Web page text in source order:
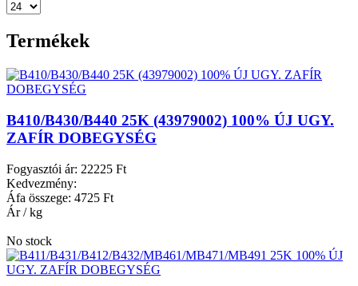
Termékek
B410/B430/B440 25K (43979002) 100% ÚJ UGY.
ZAFÍR DOBEGYSÉG
Fogyasztói ár: 22225 Ft
Kedvezmény:
Áfa összege: 4725 Ft
Ár / kg
No stock